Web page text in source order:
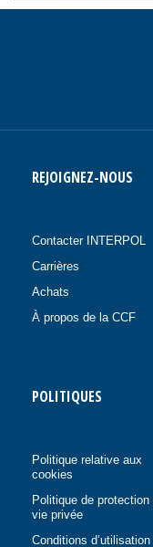
REJOIGNEZ-NOUS
Contacter INTERPOL
Carrières
Achats
À propos de la CCF
POLITIQUES
Politique relative aux
cookies
Politique de protection
vie privée
Conditions d’utilisation